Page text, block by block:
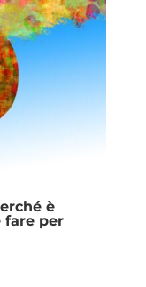
è
fare per